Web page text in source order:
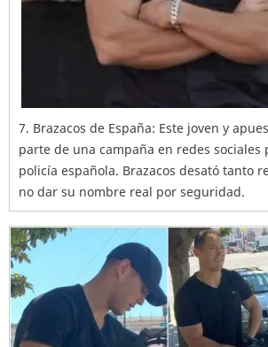
7. Brazacos de España: Este joven y
parte de una campaña en redes sociales
policía española. Brazacos desató tanto
no dar su nombre real por seguridad.